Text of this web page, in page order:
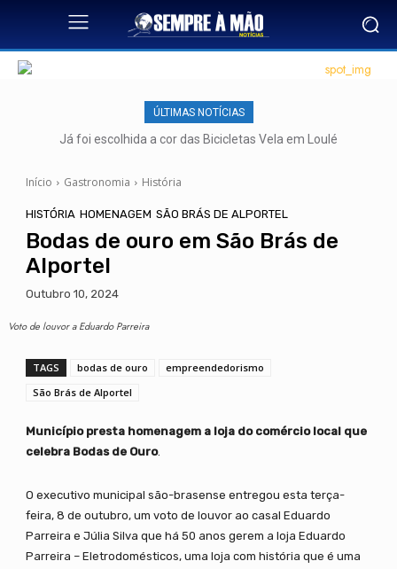
ÚLTIMAS NOTÍCIAS
Já foi escolhida a cor das Bicicletas Vela em Loulé
Início Gastronomia História
HISTÓRIA HOMENAGEM SÃO BRÁS DE ALPORTEL
Bodas de ouro em São Brás de
Alportel
Outubro 10, 2024
Voto de louvor a Eduardo Parreira
TAGS bodas de ouro
empreendedorismo
São Brás de Alportel
Município presta homenagem a loja do comércio local que
celebra Bodas de Ouro.
O executivo municipal são-brasense entregou esta terça-
feira, 8 de outubro, um voto de louvor ao casal Eduardo
Parreira e Júlia Silva que há 50 anos gerem a loja Eduardo
Parreira – Eletrodomésticos, uma loja com história que é uma